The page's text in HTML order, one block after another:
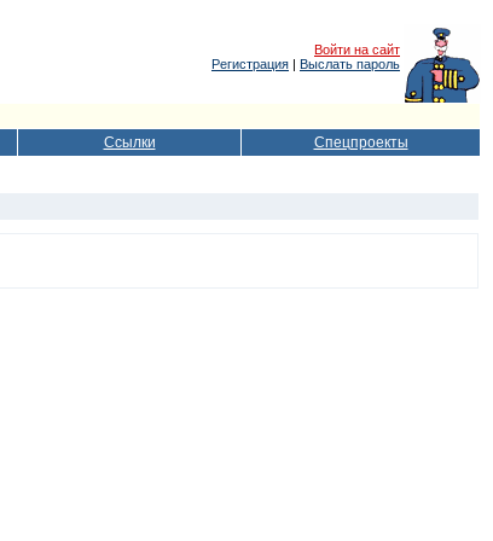
Войти на сайт
Регистрация | Выслать пароль
Ссылки Спецпроекты